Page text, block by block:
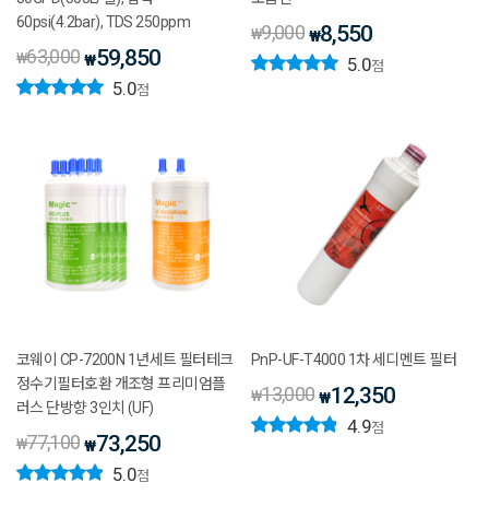
60psi(4.2bar), TDS 250ppm
₩63,000 ₩59,850
5.0점
₩9,000 ₩8,550
5.0점
코웨이 CP-7200N 1년세트 필터테크
정수기필터호환 개조형 프리미엄플
러스 단방향 3인치 (UF)
₩77,100 ₩73,250
5.0점
PnP-UF-T4000 1차 세디멘트 필터
₩13,000 ₩12,350
4.9점